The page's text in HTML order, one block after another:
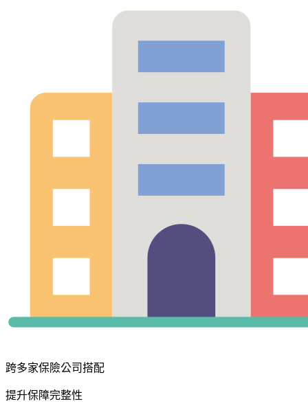
跨多家保險公司搭配
提升保障完整性